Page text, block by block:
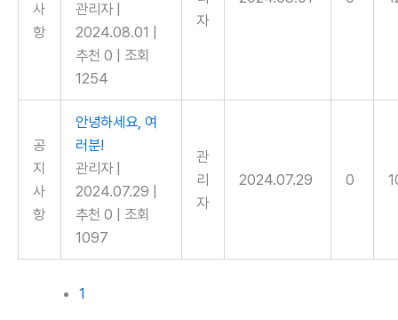
사
항
관리자
2024.08.01
추천 0
조회
1254
자
공
지
사
항
안녕하세요, 여
러분!
관리자
2024.07.29
추천 0
조회
1097
관
리
자
2024.07.29 0
1